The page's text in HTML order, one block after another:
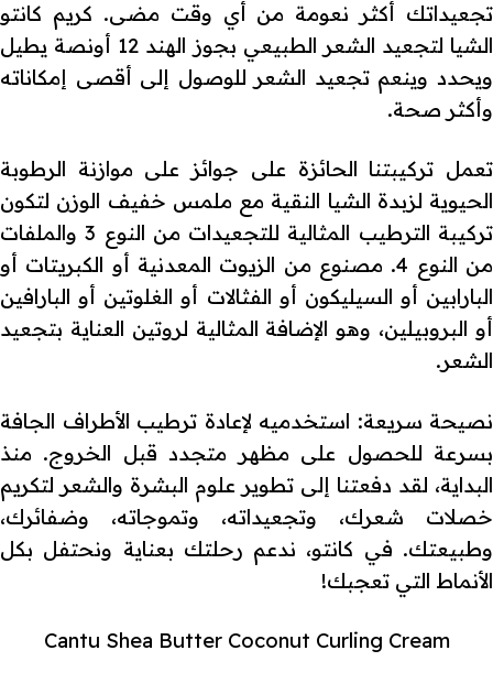
تجعيداتك أكثر نعومة من أي وقت مضى. كريم كانتو
الشيا لتجعيد الشعر الطبيعي بجوز الهند 12 أونصة يطيل
ويحدد وينعم تجعيد الشعر للوصول إلى أقصى إمكاناته
وأكثر صحة.
تعمل تركيبتنا الحائزة على جوائز على موازنة الرطوبة
الحيوية لزبدة الشيا النقية مع ملمس خفيف الوزن لتكون
تركيبة الترطيب المثالية للتجعيدات من النوع 3 والملفات
من النوع 4. مصنوع من الزيوت المعدنية أو الكبريتات أو
البارابين أو السيليكون أو الفثالات أو الغلوتين أو البارافين
أو البروبيلين، وهو الإضافة المثالية لروتين العناية بتجعيد
الشعر.
نصيحة سريعة: استخدميه لإعادة ترطيب الأطراف الجافة
بسرعة للحصول على مظهر متجدد قبل الخروج. منذ
البداية، لقد دفعتنا إلى تطوير علوم البشرة والشعر لتكريم
خصلات شعرك، وتجعيداته، وتموجاته، وضفائرك،
وطبيعتك. في كانتو، ندعم رحلتك بعناية ونحتفل بكل
الأنماط التي تعجبك!
Cantu Shea Butter Coconut Curling Cream